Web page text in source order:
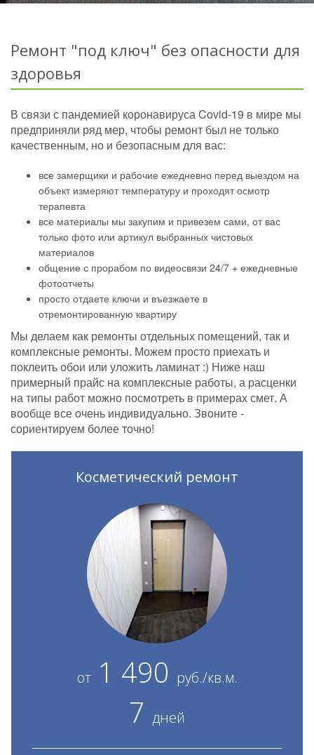
Ремонт "под ключ" без опасности для
здоровья
В связи с пандемией коронавируса Covid-19 в мире мы
предприняли ряд мер, чтобы ремонт был не только
качественным, но и безопасным для вас:
все замерщики и рабочие ежедневно перед выездом на
объект измеряют температуру и проходят осмотр
терапевта
все материалы мы закупим и привезем сами, от вас
только фото или артикул выбранных чистовых
материалов
общение с прорабом по видеосвязи 24/7 + ежедневные
фотоотчеты
просто отдаете ключи и въезжаете в
отремонтированную квартиру
Мы делаем как ремонты отдельных помещений, так и
комплексные ремонты. Можем просто приехать и
поклеить обои или уложить ламинат :) Ниже наш
примерный прайс на комплексные работы, а расценки
на типы работ можно посмотреть в примерах смет. А
вообще все очень индивидуально. Звоните -
сориентируем более точно!
Косметический ремонт
от1 490 руб./кв.м.
7 дней